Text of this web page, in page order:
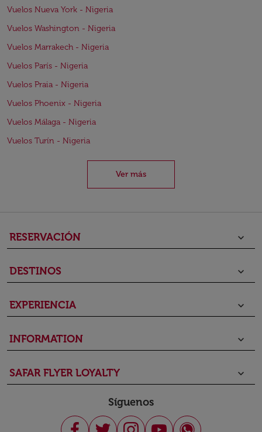
Vuelos Nueva York - Nigeria
Vuelos Washington - Nigeria
Vuelos Marrakech - Nigeria
Vuelos París - Nigeria
Vuelos Praia - Nigeria
Vuelos Phoenix - Nigeria
Vuelos Málaga - Nigeria
Vuelos Turín - Nigeria
Ver más
RESERVACIÓN keyboard_arrow_down
DESTINOS keyboard_arrow_down
EXPERIENCIA keyboard_arrow_down
INFORMATION keyboard_arrow_down
SAFAR FLYER LOYALTY keyboard_arrow_down
Síguenos